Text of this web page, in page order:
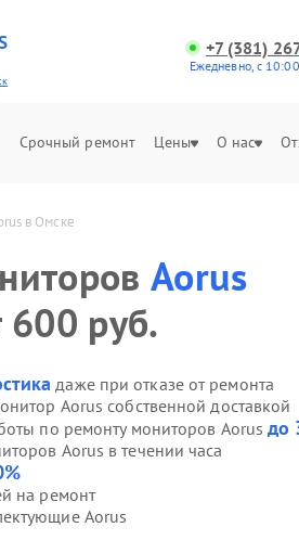
+7 (381)
Ежедневно, с
Срочный ремонт Цены О нас
в Омске
Aorus
600 руб.
даже при отказе от ремонта
Aorus собственной доставкой
по ремонту мониторов Aorusдо
Aorus в течении часа
на ремонт
Aorus